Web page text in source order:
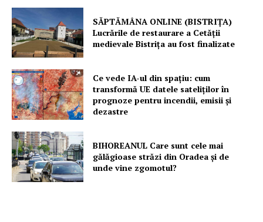
SĂPTĂMÂNA ONLINE (BISTRIȚA)
Lucrările de restaurare a Cetăţii
medievale Bistriţa au fost finalizate
Ce vede IA-ul din spațiu: cum
transformă UE datele sateliților în
prognoze pentru incendii, emisii și
dezastre
BIHOREANUL Care sunt cele mai
gălăgioase străzi din Oradea și de
unde vine zgomotul?